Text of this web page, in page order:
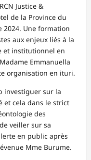
Justice &
de la Province du
2024. Une formation
aux enjeux liés à la
et institutionnel en
Emmanuella
organisation en ituri.
investiguer sur la
et cela dans le strict
des
veiller sur sa
en public après
Mme Burume.